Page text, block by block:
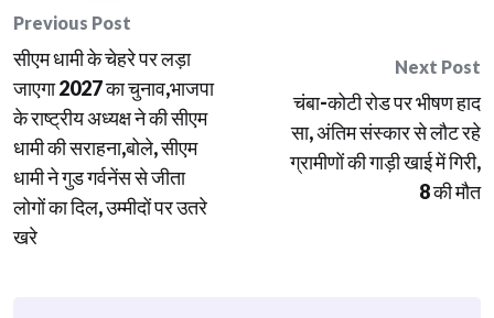
Post
navigation
Previous Post
सीएम धामी के चेहरे पर लड़ा
जाएगा 2027 का चुनाव,भाजपा
के राष्ट्रीय अध्यक्ष ने की सीएम
धामी की सराहना,बोले, सीएम
धामी ने गुड गर्वनेंस से जीता
लोगों का दिल, उम्मीदों पर उतरे
खरे
Next Post
चंबा-कोटी रोड पर भीषण हाद
सा, अंतिम संस्कार से लौट रहे
ग्रामीणों की गाड़ी खाई में गिरी,
8 की मौत